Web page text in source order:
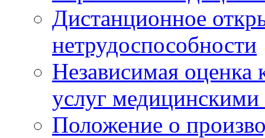
Дистанционное
нетрудоспособности
Независимая оценка
услуг
Положение о